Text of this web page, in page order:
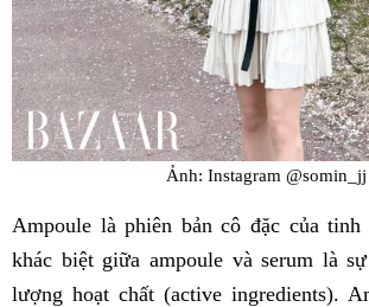
Ảnh: Instagram @somin_jj
Ampoule là phiên bản cô đặc của tinh
khác biệt giữa ampoule và serum là
lượng hoạt chất (active ingredients).